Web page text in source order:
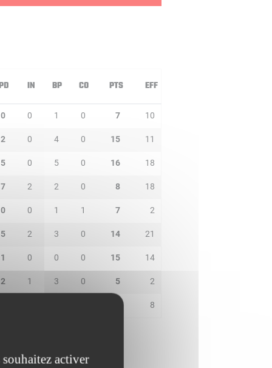
IN BP CO PTS EFF
0 0 1 0 7 10
2 0 4 0 15 11
5 0 5 0 16 18
7 2 2 0 8 18
0 0 1 1 7 2
5 2 3 0 14 21
1 0 0 0 15 14
2 1 3 0 5 2
8
activer